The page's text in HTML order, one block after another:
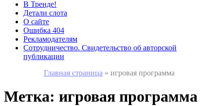
В Тренде!
Детали слота
О сайте
Ошибка 404
Рекламодателям
Сотрудничество. Свидетельство об авторской
публикации
Главная страница » игровая программа
Метка: игровая программа